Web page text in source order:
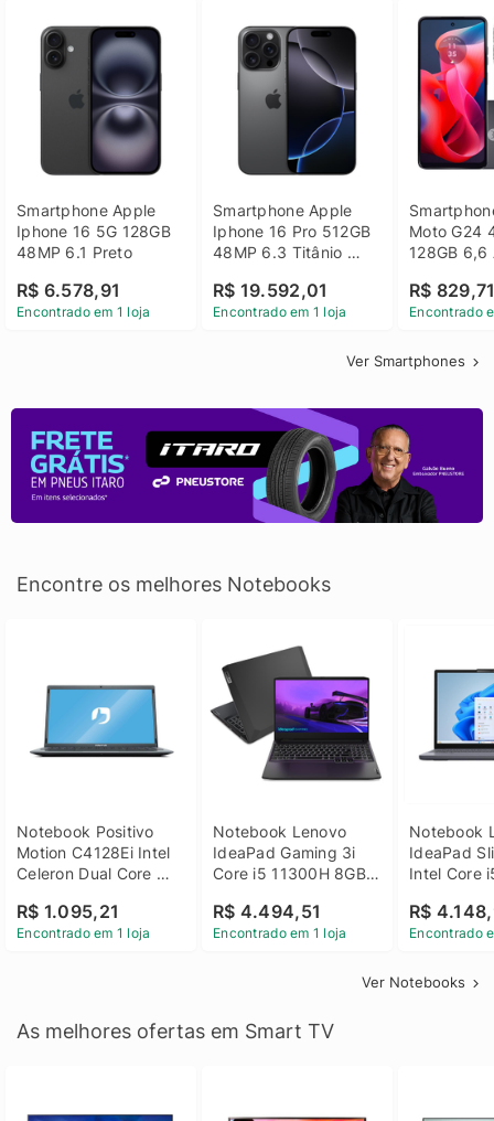
Smartphone Apple
Iphone 16 5G 128GB
48MP 6.1 Preto
R$ 6.578,91
Encontrado em 1 loja
Smartphone Apple
Iphone 16 Pro 512GB
48MP 6.3 Titânio
R$ 19.592,01
Encontrado em 1 loja
Moto G24
128GB 6,6
R$
Encontrado
Ver Smartphones
Encontre os melhores Notebooks
Notebook Positivo
Motion C4128Ei Intel
Celeron Dual Core
Linux 14 - 3002181
R$ 1.095,21
Encontrado em 1 loja
Notebook Lenovo
IdeaPad Gaming 3i
Core i5 11300H 8GB
GTX 1650 4GB 15.6
FHD Linux - Preto
R$ 4.494,51
Encontrado em 1 loja
Notebook
IdeaPad
Intel Core
SSD Win
R$
Encontrado
Ver Notebooks
As melhores ofertas em Smart TV